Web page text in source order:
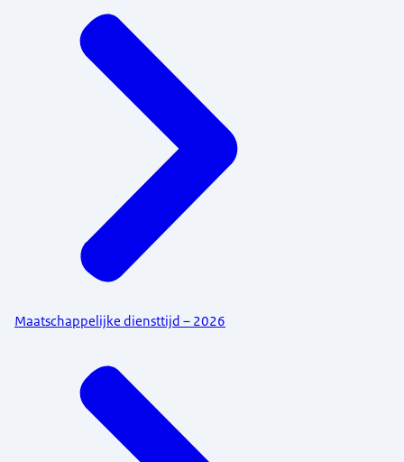
Maatschappelijke diensttijd – 2026